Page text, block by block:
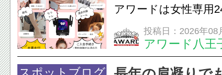
アワードは女性専用
フエステを 思いっ
開催中
投稿日：2026年08
アワード八王
24時間ジム&
脱毛
スポットブログ